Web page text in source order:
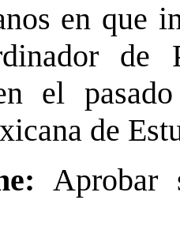
en que
de
el
de
Aprobar